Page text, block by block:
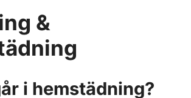
&
i hemstädning?